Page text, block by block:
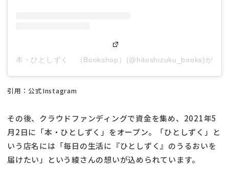
本・ひとしずく （Bookshop）(@hitoshizuku_books)がシェ
引用：公式Instagram
その後、クラウドファンディングで資金を集め、2021年5
月2日に「本・ひとしずく」をオープン。「ひとしずく」と
いう店名には「毎日の生活に『ひとしずく』のうるおいを
届けたい」という綾さんの想いが込められています。